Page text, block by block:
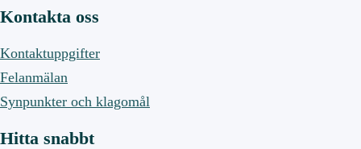
Kontakta oss
Kontaktuppgifter
Felanmälan
Synpunkter och klagomål
Hitta snabbt